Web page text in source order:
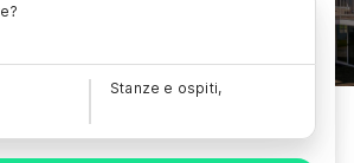
Stanze e ospiti,